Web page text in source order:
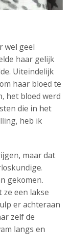
wel geel
haar gelijk
Uiteindelijk
haar bloed te
het bloed werd
die in het
heb ik
maar dat
gekomen.
ze een lakse
er achteraan
zelf de
langs en